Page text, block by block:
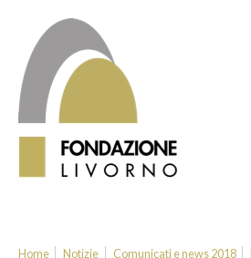
Home Notizie Comunicati e news 2018